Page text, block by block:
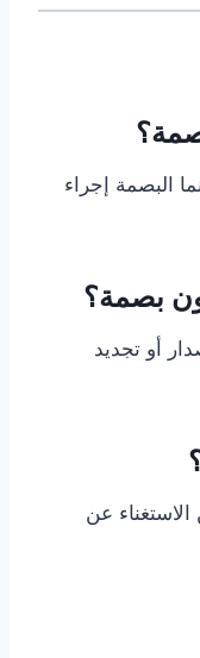
البصمة إجراء
بصمة؟
أو تجديد
عن